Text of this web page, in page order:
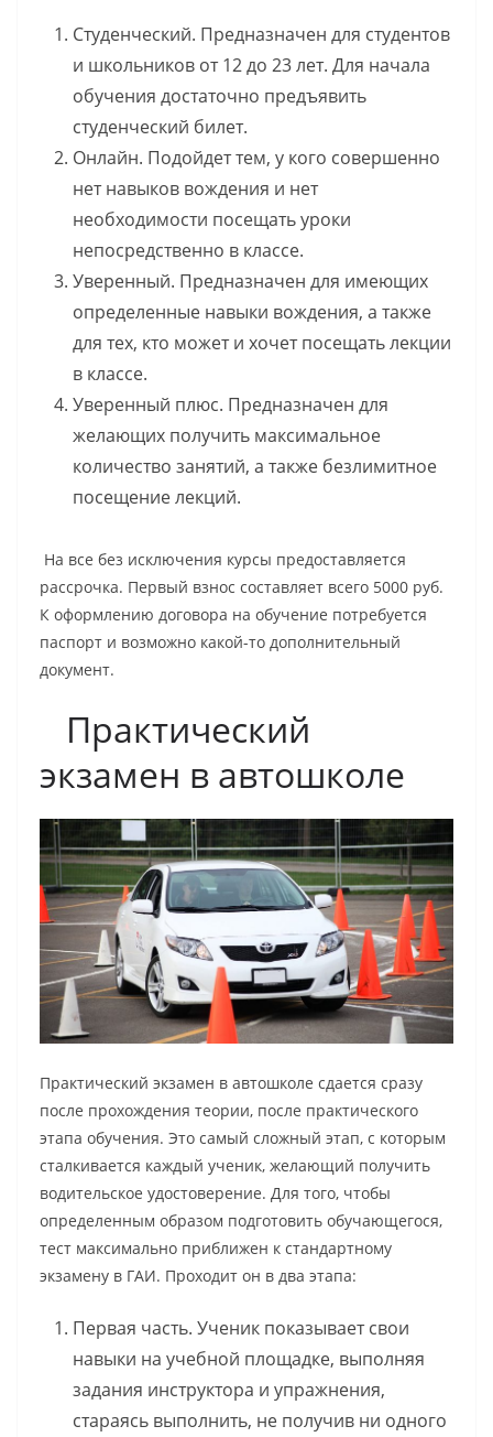
Студенческий. Предназначен для студентов
и школьников от 12 до 23 лет. Для начала
обучения достаточно предъявить
студенческий билет.
Онлайн. Подойдет тем, у кого совершенно
нет навыков вождения и нет
необходимости посещать уроки
непосредственно в классе.
Уверенный. Предназначен для имеющих
определенные навыки вождения, а также
для тех, кто может и хочет посещать лекции
в классе.
Уверенный плюс. Предназначен для
желающих получить максимальное
количество занятий, а также безлимитное
посещение лекций.
На все без исключения курсы предоставляется
рассрочка. Первый взнос составляет всего 5000 руб.
К оформлению договора на обучение потребуется
паспорт и возможно какой-то дополнительный
документ.
Практический
экзамен в автошколе
Практический экзамен в автошколе сдается сразу
после прохождения теории, после практического
этапа обучения. Это самый сложный этап, с которым
сталкивается каждый ученик, желающий получить
водительское удостоверение. Для того, чтобы
определенным образом подготовить обучающегося,
тест максимально приближен к стандартному
экзамену в ГАИ. Проходит он в два этапа:
Первая часть. Ученик показывает свои
навыки на учебной площадке, выполняя
задания инструктора и упражнения,
стараясь выполнить, не получив ни одного